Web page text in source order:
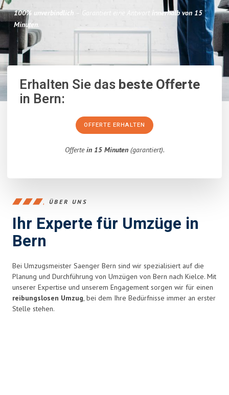
100% unverbindlich – Garantiert eine Antwort
innerhalb von 15
Minuten.
Erhalten Sie dasbeste Offerte
in Bern:
OFFERTE ERHALTEN
Offertein 15 Minuten(garantiert).
ÜBER UNS
Ihr Experte für Umzüge in
Bern
Bei Umzugsmeister Saenger Bern sind wir spezialisiert auf die
Planung und Durchführung von Umzügen von Bern nach Kielce. Mit
unserer Expertise und unserem Engagement sorgen wir für einen
reibungslosen Umzug, bei dem Ihre Bedürfnisse immer an erster
Stelle stehen.